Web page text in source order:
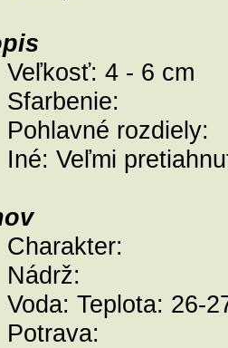
Veľkosť: 4 - 6 cm
Sfarbenie:
Pohlavné rozdiely:
Iné: Veľmi
Charakter:
Nádrž:
Voda: Teplota: 26-
Potrava: